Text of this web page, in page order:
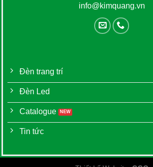
info@kimquang.vn
Đèn trang trí
Đèn Led
Catalogue
Tin tức